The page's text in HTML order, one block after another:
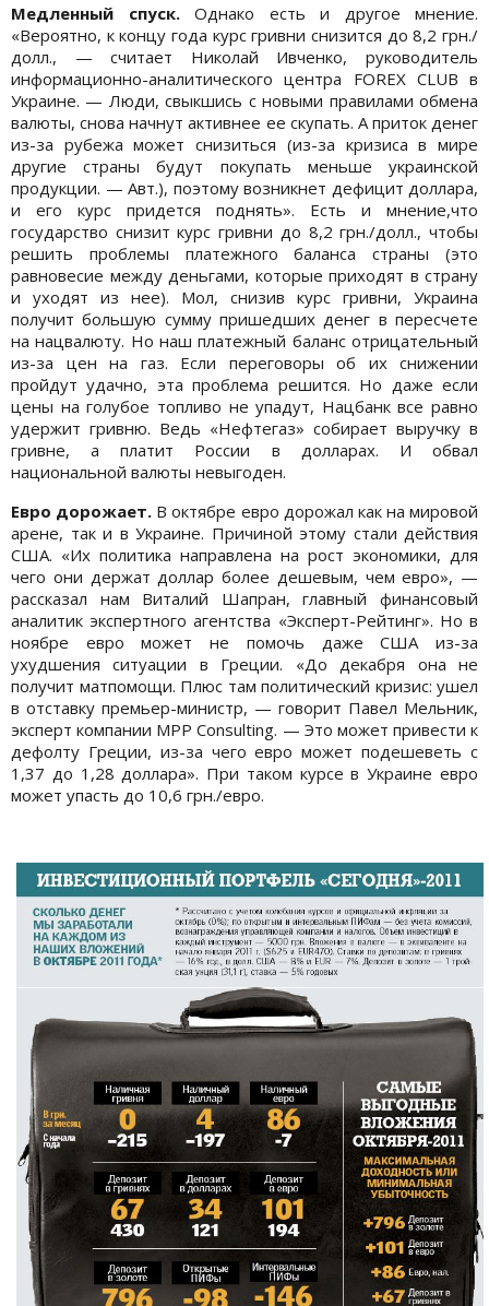
Медленный спуск.Однако есть и другое мнение.
«Вероятно, к концу года курс гривни снизится до 8,2 грн./
долл., — считает Николай Ивченко, руководитель
информационно-аналитического центра FOREX CLUB в
Украине. — Люди, свыкшись с новыми правилами обмена
валюты, снова начнут активнее ее скупать. А приток денег
из-за рубежа может снизиться (из-за кризиса в мире
другие страны будут покупать меньше украинской
продукции. — Авт.), поэтому возникнет дефицит доллара,
и его курс придется поднять». Есть и мнение,что
государство снизит курс гривни до 8,2 грн./долл., чтобы
решить проблемы платежного баланса страны (это
равновесие между деньгами, которые приходят в страну
и уходят из нее). Мол, снизив курс гривни, Украина
получит большую сумму пришедших денег в пересчете
на нацвалюту. Но наш платежный баланс отрицательный
из-за цен на газ. Если переговоры об их снижении
пройдут удачно, эта проблема решится. Но даже если
цены на голубое топливо не упадут, Нацбанк все равно
удержит гривню. Ведь «Нефтегаз» собирает выручку в
гривне, а платит России в долларах. И обвал
национальной валюты невыгоден.
Евро дорожает. В октябре евро дорожал как на мировой
арене, так и в Украине. Причиной этому стали действия
США. «Их политика направлена на рост экономики, для
чего они держат доллар более дешевым, чем евро», —
рассказал нам Виталий Шапран, главный финансовый
аналитик экспертного агентства «Эксперт-Рейтинг». Но в
ноябре евро может не помочь даже США из-за
ухудшения ситуации в Греции. «До декабря она не
получит матпомощи. Плюс там политический кризис: ушел
в отставку премьер-министр, — говорит Павел Мельник,
эксперт компании MPP Consulting. — Это может привести к
дефолту Греции, из-за чего евро может подешеветь с
1,37 до 1,28 доллара». При таком курсе в Украине евро
может упасть до 10,6 грн./евро.